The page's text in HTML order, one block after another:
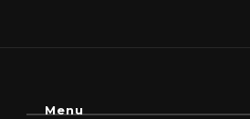
Menu